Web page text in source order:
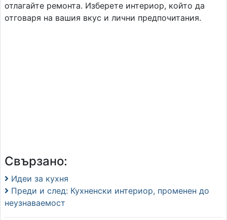
отлагайте ремонта. Изберете интериор, който да
отговаря на вашия вкус и лични предпочитания.
Свързано:
Идеи за кухня
Преди и след: Кухненски интериор, променен до
неузнаваемост